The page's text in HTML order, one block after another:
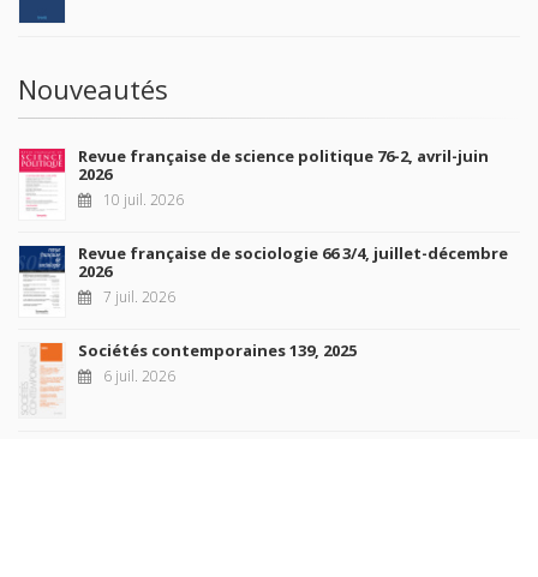
Nouveautés
Revue française de science politique 76-2, avril-juin
2026
10 juil. 2026
Revue française de sociologie 66 3/4, juillet-décembre
2026
7 juil. 2026
Sociétés contemporaines 139, 2025
6 juil. 2026